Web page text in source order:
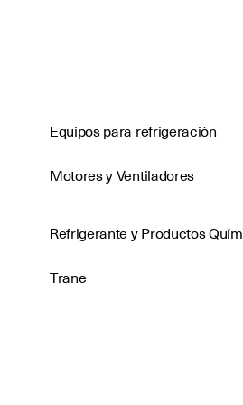
Equipos para refrigeración
Motores y Ventiladores
Refrigerante y Productos
Trane